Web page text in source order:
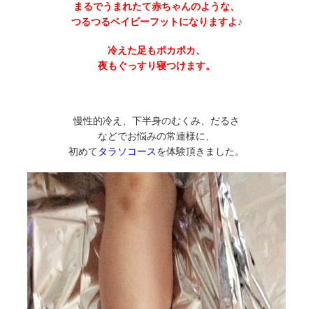
まるでうまれたて赤ちゃんのような、
つるつるベイビーフットになりますよ♪
冷えた足もポカポカ、
夜もぐっすり寝つけます。
慢性的冷え、下半身のむくみ、だるさ
などでお悩みの常連様に、
初めてタラソコースを体験頂きました。